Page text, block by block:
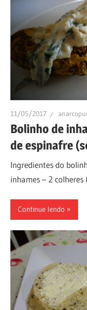
11/05/2017
Bolinho de
de espinafre
Ingredientes do
inhames – 2 colheres
Continue lendo